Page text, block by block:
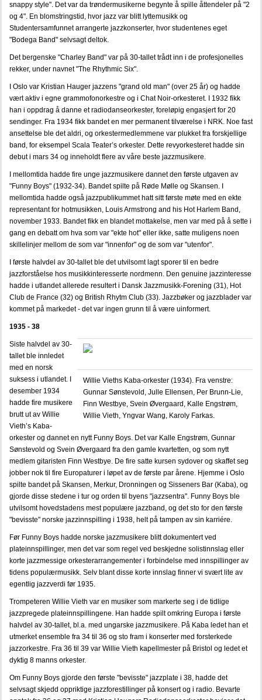
snappy style". Det var da trøndermusikerne begynte å spille åttendeler på "2
og 4". En blomstringstid, hvor jazz var blitt lyttemusikk og
Studentersamfunnet arrangerte jazzkonserter, hvor studentenes eget
"Bodega Band" selvsagt deltok.
Det bergenske "Charley Band" var på 30-tallet trådt inn i de profesjonelles
rekker, under navnet "The Rhythmic Six".
I Oslo var Kristian Hauger jazzens "grand old man" (over 25 år) og hadde
vært aktiv i egne grammofonorkestre og i Chat Noir-orkesteret. I 1932 fikk
han i oppdrag å danne et radiodanseorkester, foreløpig engasjert for 20
sendinger. Fra 1934 fikk bandet en mer permanent tilværelse i NRK. Noe fast
ansettelse ble det aldri, og orkestermedlemmene var plukket fra forskjellige
band, for eksempel Scala Teater’s orkester. Dette revyorkesteret hadde sin
debut i mars 34 og inneholdt flere av våre beste jazzmusikere.
I mellomtida hadde fire unge jazzmusikere dannet den første utgaven av
"Funny Boys" (1932-34). Bandet spilte på Røde Mølle og Skansen. I
mellomtida hadde også jazzpublikummet hatt sitt første møte med en ekte
representant for hotmusikken, Louis Armstrong and his Hot Harlem Band,
november 1933. Bandet fikk en blandet mottakelse, men var med på å sette i
gang en debatt om hva som var "ekte hot" eller ikke, satte muligens noen
skillelinjer mellom de som var "innenfor" og de som var "utenfor".
I første halvdel av 30-tallet ble det utvilsomt lagt sporer til en bedre
jazzforståelse hos musikkinteresserte nordmenn. Den genuine jazzinteresse
hadde i utlandet allerede resultert i Dansk Jazzmusikk-Forening (31), Hot
Club de France (32) og British Rhytm Club (33). Jazzbøker og jazzblader var
kommet på markedet - det var ingen grunn til å være uinformert.
1935 - 38
Willie Vieths Kaba-orkester (1934). Fra venstre:
Gunnar Sønstevold, Julle Ellensen, Per Brunn-Lie,
Finn Westbye, Svein Øvergaard, Kalle Engstrøm,
Willie Vieth, Yngvar Wang, Karoly Farkas.
Siste halvdel av 30-
tallet ble innledet
med en norsk
suksess i utlandet. I
desember 1934
hadde fire musikere
brutt ut av Willie
Vieth’s Kaba-
orkester og dannet en nytt Funny Boys. Det var Kalle Engstrøm, Gunnar
Sønstevold og Svein Øvergaard fra den gamle kvartetten, og som nytt
medlem gitaristen Finn Westbye. De fire satte kursen sydover og skaffet seg
jobber nok til fire Europaturer i løpet av de første par årene. Hjemme i Oslo
spilte bandet på Skansen, Merkur, Dronningen og Sisseners Bar (Kaba), og
gjorde disse stedene i tur og orden til byens "jazzsentra". Funny Boys ble
utvilsomt hovedstadens mest populære jazzband, og det sto for den første
"bevisste" norske jazzinnspilling i 1938, helt på tampen av sin karriére.
Før Funny Boys hadde norske jazzmusikere blitt dokumentert ved
plateinnspillinger, men det var som regel ved beskjedne solistinnslag eller
korte jazzmessige orkesterarrangementer i forbindelse med innspillinger av
tidens populærmusikk. Selv blant disse korte innslag finner vi svært lite av
egentlig jazzverdi før 1935.
Trompeteren Willie Vieth var en musiker som markerte seg i de tidlige
jazzpregede plateinnspillingene. Han hadde spilt omkring Europa i første
halvdel av 30-tallet, bl.a. med ungarske jazzmusikere. På Kaba ledet han et
utmerket ensemble fra 34 til 36 og sto fram i konserter med forsterkede
jazzorkestre. Fra 36 til 39 var Willie Vieth kapellmester på Bristol og ledet et
dyktig 8 manns orkester.
Om Funny Boys gjorde den første "bevisste" jazzplate i 38, hadde det
selvsagt skjedd oppriktige jazzforestillinger på konsert og i radio. Bevarte